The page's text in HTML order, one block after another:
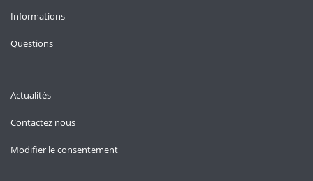
Informations
Questions
Actualités
Contactez nous
Modifier le consentement